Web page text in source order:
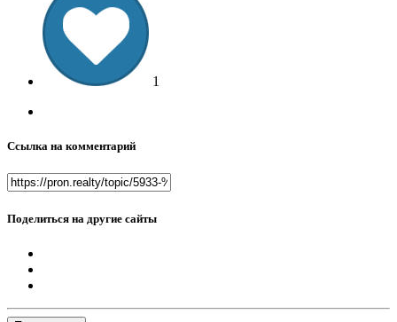
1
Ссылка на комментарий
Поделиться на другие сайты